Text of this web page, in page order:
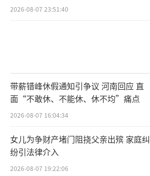
2026-08-07 23:51:40
带薪错峰休假通知引争议 河南回应 直
面“不敢休、不能休、休不均”痛点
2026-08-07 16:04:34
女儿为争财产堵门阻挠父亲出殡 家庭纠
纷引法律介入
2026-08-07 19:22:06